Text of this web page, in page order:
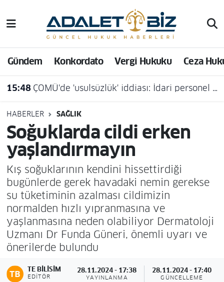
Gündem Konkordato Vergi Hukuku Ceza
15:48 ÇOMÜ'de 'usulsüzlük' iddiası: İdari personel açığa alındı
HABERLER SAĞLIK
Soğuklarda cildi erken
yaşlandırmayın
Kış soğuklarının kendini hissettirdiği
bugünlerde gerek havadaki nemin gerekse
su tüketiminin azalması cildimizin
normalden hızlı yıpranmasına ve
yaşlanmasına neden olabiliyor Dermatoloji
Uzmanı Dr Funda Güneri, önemli uyarı ve
önerilerde bulundu
TE BILISIM
EDITÖR
28.11.2024 - 17:38
YAYINLANMA
28.11.2024 - 17:40
GÜNCELLEME
Hava Durumu
Trafik Durumu
Süper Lig Puan Durumu ve Fikstür
Tüm Manşetler
Son Dakika Haberleri
Haber Arşivi